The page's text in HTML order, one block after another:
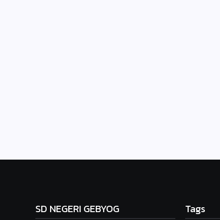
SD NEGERI GEBYOG Tags